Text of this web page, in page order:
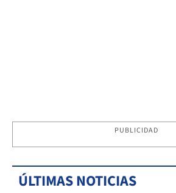
PUBLICIDAD
ÚLTIMAS NOTICIAS